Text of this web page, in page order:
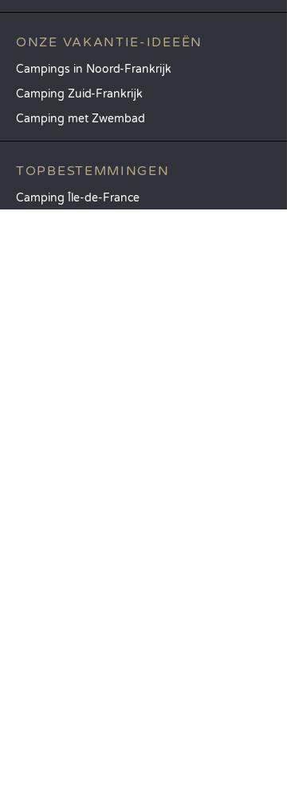
ONZE VAKANTIE-IDEEËN
Campings in Noord-Frankrijk
Camping Zuid-Frankrijk
Camping met Zwembad
TOPBESTEMMINGEN
Camping Île-de-France